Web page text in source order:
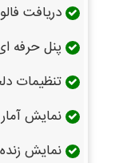
دریافت
پنل حرفه
تنظیمات
نمایش
نمایش